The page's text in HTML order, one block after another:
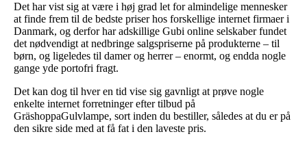
Det har vist sig at være i høj grad let for almindelige mennesker
at finde frem til de bedste priser hos forskellige internet firmaer i
Danmark, og derfor har adskillige Gubi online selskaber fundet
det nødvendigt at nedbringe salgspriserne på produkterne – til
børn, og ligeledes til damer og herrer – enormt, og endda nogle
gange yde portofri fragt.
Det kan dog til hver en tid vise sig gavnligt at prøve nogle
enkelte internet forretninger efter tilbud på
GräshoppaGulvlampe, sort inden du bestiller, således at du er på
den sikre side med at få fat i den laveste pris.